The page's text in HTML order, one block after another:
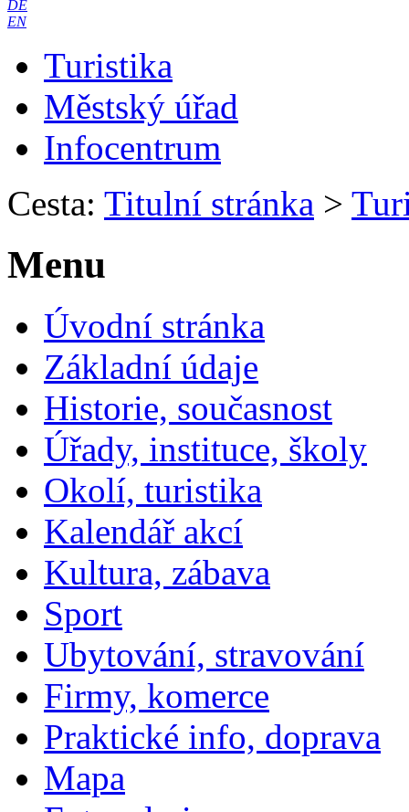
DE
EN
Turistika
Městský úřad
Infocentrum
Cesta: Titulní stránka >
Menu
Úvodní stránka
Základní údaje
Historie, současnost
Úřady, instituce, školy
Okolí, turistika
Kalendář akcí
Kultura, zábava
Sport
Ubytování, stravování
Firmy, komerce
Praktické info, doprava
Mapa